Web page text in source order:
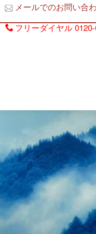
メールでのお問い合
フリーダイヤル